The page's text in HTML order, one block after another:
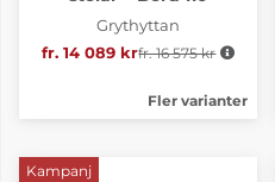
Grythyttan
fr. 14 089 krOrdinarie pris:
fr. 16 575 kr
Fler varianter
Kampanj